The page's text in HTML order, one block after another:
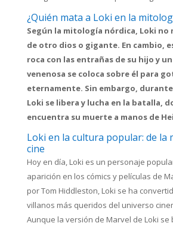
¿Quién mata a Loki en la
Según la mitología nórdica, Loki no
de otro dios o gigante. En cambio,
roca con las entrañas de su hijo y
venenosa se coloca sobre él para
eternamente. Sin embargo,
Loki se libera y lucha en la batalla,
encuentra su muerte a manos de
Loki en la cultura popular: de la
cine
Hoy en día, Loki es un personaje
aparición en los cómics y películas de
por Tom Hiddleston, Loki se ha
villanos más queridos del universo
Aunque la versión de Marvel de Loki se